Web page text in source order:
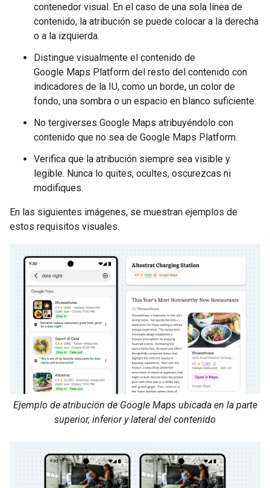
contenedor visual. En el caso de una sola línea de
contenido, la atribución se puede colocar a la derecha
o a la izquierda.
Distingue visualmente el contenido de
Google Maps Platform del resto del contenido con
indicadores de la IU, como un borde, un color de
fondo, una sombra o un espacio en blanco suficiente.
No tergiverses Google Maps atribuyéndolo con
contenido que no sea de Google Maps Platform.
Verifica que la atribución siempre sea visible y
legible. Nunca lo quites, ocultes, oscurezcas ni
modifiques.
En las siguientes imágenes, se muestran ejemplos de
estos requisitos visuales.
Ejemplo de atribución de Google Maps ubicada en la parte
superior, inferior y lateral del contenido